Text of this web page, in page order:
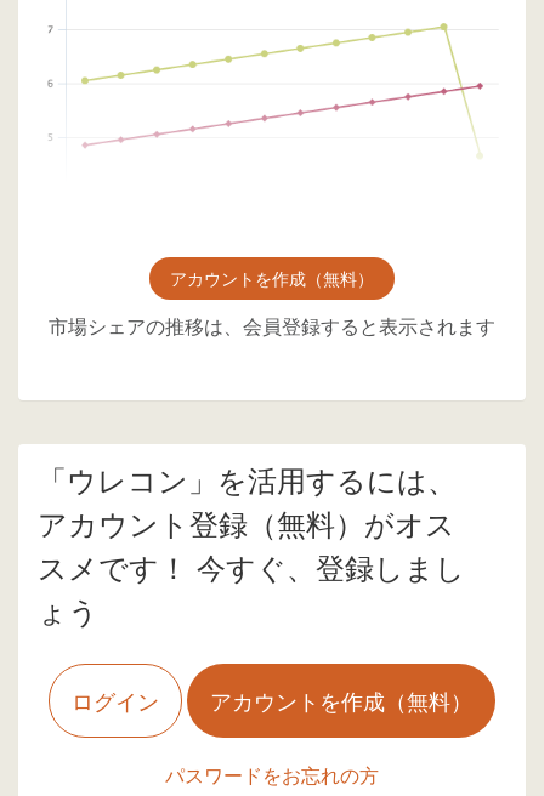
アカウントを作成（無料）
市場シェアの推移は、会員登録すると表示されます
「ウレコン」を活用するには、
アカウント登録（無料）がオス
スメです！ 今すぐ、登録しまし
ょう
ログイン アカウントを作成（無料）
パスワードをお忘れの方